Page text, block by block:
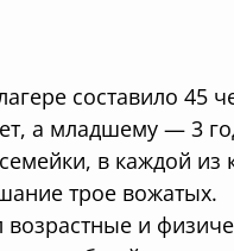
составило 45
а младшему — 3
в каждой
трое вожатых.
и